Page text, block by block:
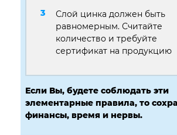
Слой цинка должен быть
равномерным. Считайте
количество и требуйте
сертификат на продукцию
Если Вы, будете соблюдать эти
элементарные правила, то
финансы, время и нервы.